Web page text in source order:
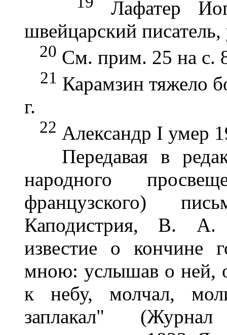
Лафатер
швейцарский
20 См. прим. 25 на с.
21 Карамзин тяжело
г.
22 Александр I умер
Передавая в
народного
французского)
Каподистрия, В. А.
известие о кончине
мною: услышав о ней,
к небу, молчал,
заплакал"